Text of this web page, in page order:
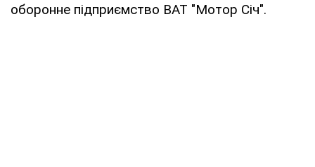
оборонне підприємство ВАТ "Мотор Січ".